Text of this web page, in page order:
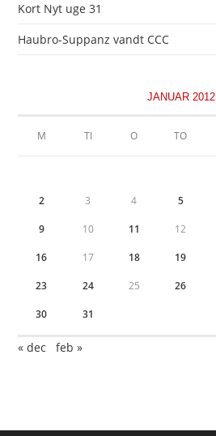
Kort Nyt uge 31
Haubro-Suppanz vandt CCC
JANUAR 2012
M TI O TO
2 3 4 5
9 10 11 12
16 17 18 19
23 24 25 26
30 31
« dec feb »